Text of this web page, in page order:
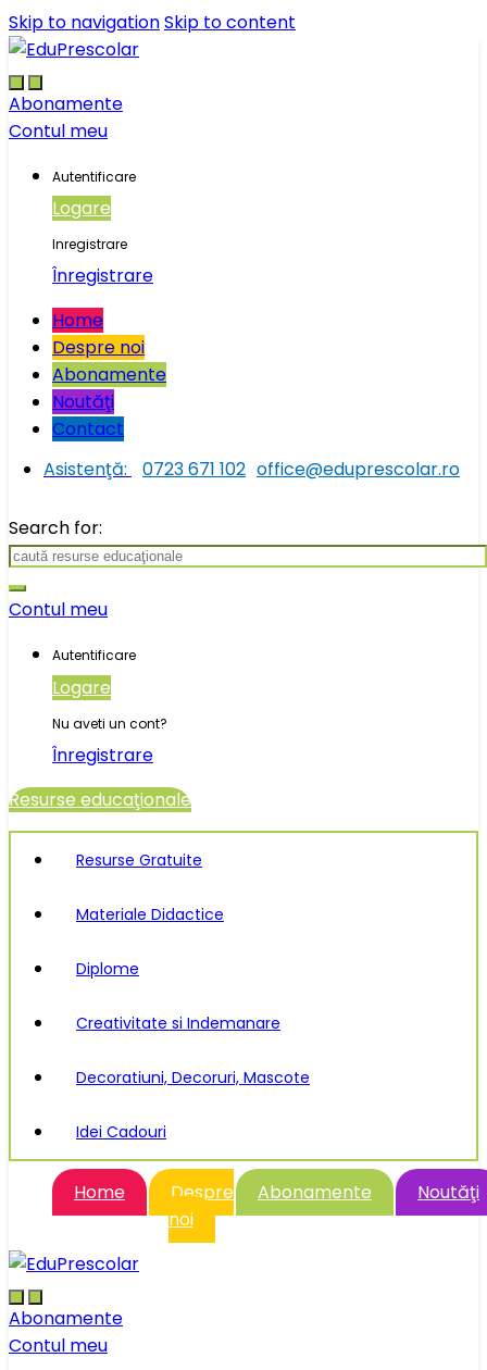
Skip to navigationSkip to content
Abonamente
Contul meu
Autentificare
Logare
Inregistrare
Înregistrare
Home
Despre noi
Abonamente
Noutăţi
Contact
Asistenţă:
0723 671 102 office@eduprescolar.ro
Search for:
Contul meu
Autentificare
Logare
Nu aveti un cont?
Înregistrare
Resurse educaţionale
Resurse Gratuite
Materiale Didactice
Diplome
Creativitate si Indemanare
Decoratiuni, Decoruri, Mascote
Idei Cadouri
Home
Despre
noi
Abonamente Noutăţi
Abonamente
Contul meu